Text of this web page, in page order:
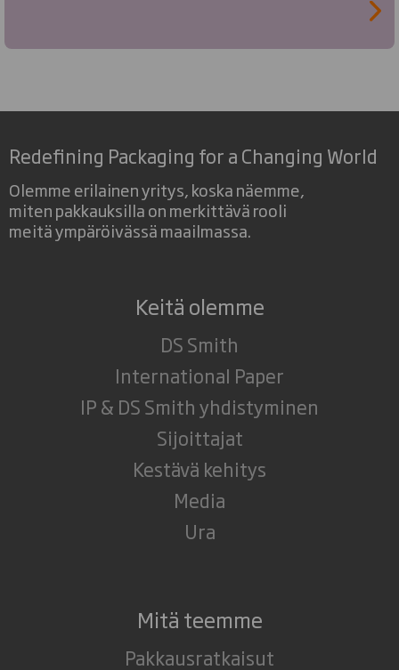
Redefining Packaging for a Changing World
Olemme erilainen yritys, koska näemme,
miten pakkauksilla on merkittävä rooli
meitä ympäröivässä maailmassa.
Keitä olemme
DS Smith
International Paper
IP & DS Smith yhdistyminen
Sijoittajat
Kestävä kehitys
Media
Ura
Mitä teemme
Pakkausratkaisut